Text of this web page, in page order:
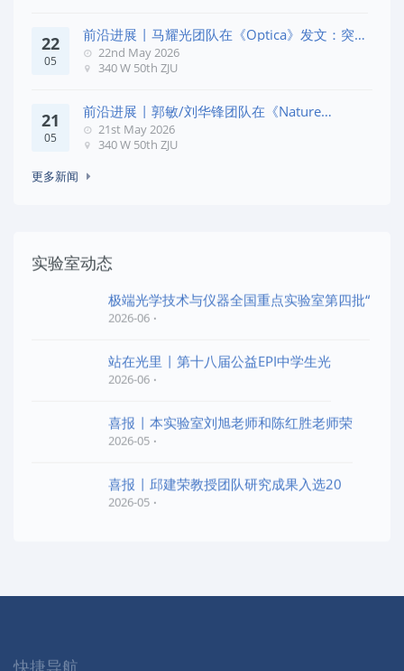
22
05
前沿进展 | 马耀光团队在《Optica》发文：突破
几何相位
22nd May 2026
340 W 50th ZJU
21
05
前沿进展 | 郭敏/刘华锋团队在《Nature
Commun
21st May 2026
340 W 50th ZJU
更多新闻
实验室动态
极端光学技术与仪器全国重点实验室第四批“
2026-06
站在光里 | 第十八届公益EPI中学生光
2026-06
喜报 | 本实验室刘旭老师和陈红胜老师荣
2026-05
喜报 | 邱建荣教授团队研究成果入选20
2026-05